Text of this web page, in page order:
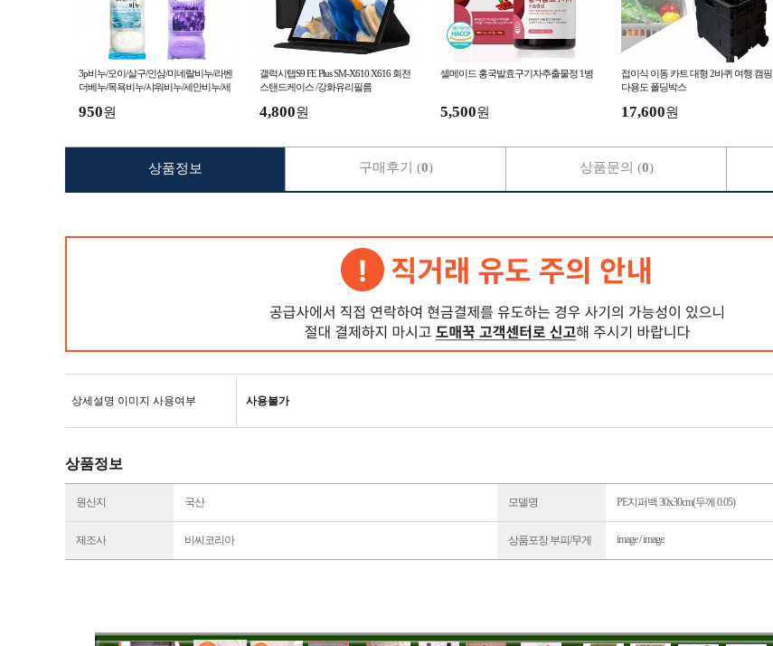
3p비누/오이/살구/인삼/미네랄비누/라벤
더베누/목욕비누/샤워비누/세안비누/세
950원
갤럭시탭S9 FE Plus SM-X610 X616 회전
스탠드케이스 /강화유리필름
4,800원
셀메이드 홍국발효구기자추출물정 1병
5,500원
접이식 이동 카트 대형 2바퀴 여행 캠핑
다용도 폴딩박스
17,600원
상세설명 이미지 사용여부 사용불가
상품정보
원산지 국산 모델명 PE지퍼백 30x30cm(두께 0.05)
제조사 비씨코리아 상품포장 부피/무게 image / image
상품정보 구매후기 (0) 상품문의 (0)